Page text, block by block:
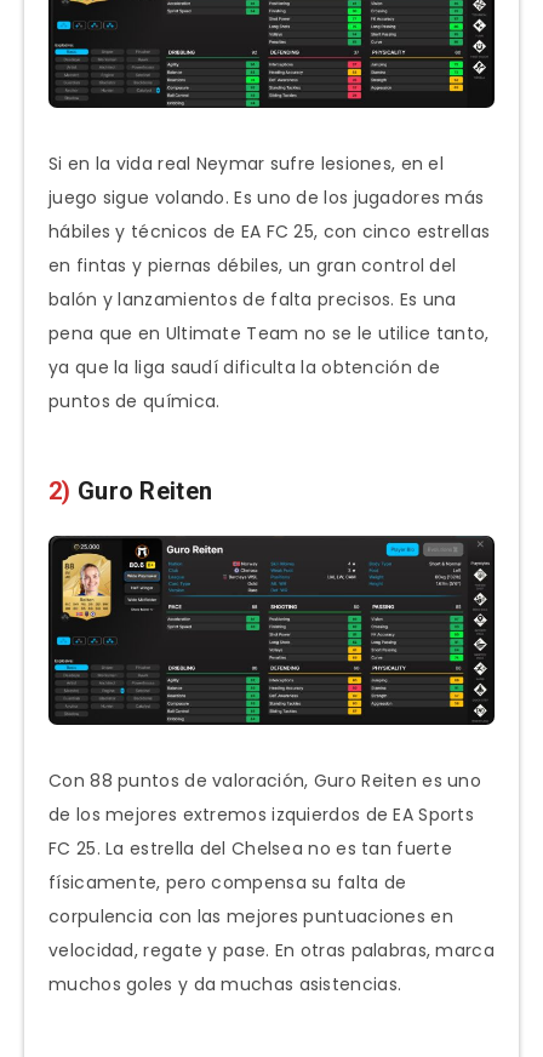
Si en la vida real Neymar sufre lesiones, en el
juego sigue volando. Es uno de los jugadores más
hábiles y técnicos de EA FC 25, con cinco estrellas
en fintas y piernas débiles, un gran control del
balón y lanzamientos de falta precisos. Es una
pena que en Ultimate Team no se le utilice tanto,
ya que la liga saudí dificulta la obtención de
puntos de química.
2) Guro Reiten
Con 88 puntos de valoración, Guro Reiten es uno
de los mejores extremos izquierdos de EA Sports
FC 25. La estrella del Chelsea no es tan fuerte
físicamente, pero compensa su falta de
corpulencia con las mejores puntuaciones en
velocidad, regate y pase. En otras palabras, marca
muchos goles y da muchas asistencias.